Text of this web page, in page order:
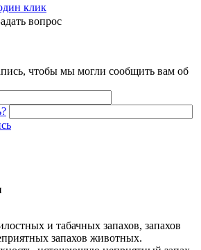
клик
вопрос
чтобы мы могли сообщить вам об
и табачных запахов, запахов
запахов животных.